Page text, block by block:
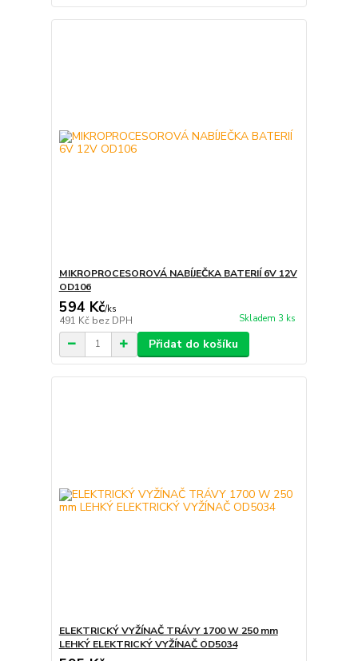
MIKROPROCESOROVÁ NABÍJEČKA BATERIÍ 6V 12V
OD106
594 Kč/ks
491 Kč bez DPH Skladem 3 ks
Přidat do košíku
ELEKTRICKÝ VYŽÍNAČ TRÁVY 1700 W 250 mm
LEHKÝ ELEKTRICKÝ VYŽÍNAČ OD5034